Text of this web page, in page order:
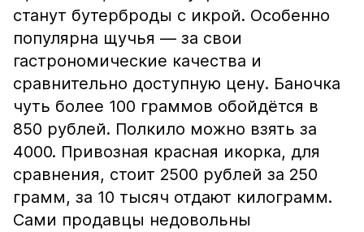
станут бутерброды с икрой. Особенно
популярна щучья — за свои
гастрономические качества и
сравнительно доступную цену. Баночка
чуть более 100 граммов обойдётся в
850 рублей. Полкило можно взять за
4000. Привозная красная икорка, для
сравнения, стоит 2500 рублей за 250
грамм, за 10 тысяч отдают килограмм.
Сами продавцы недовольны